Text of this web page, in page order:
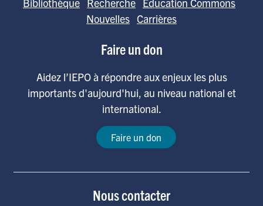
Nouvelles Carrières
Faire un don
Aidez l’IEPO à répondre aux enjeux les plus
importants d'aujourd'hui, au niveau national et
international.
Faire un don
Nous contacter